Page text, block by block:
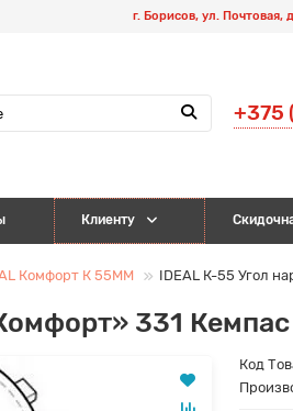
г. Борисов, ул. Почтовая,
+375
Клиенту
Комфорт К 55ММ IDEAL К-55 Угол
331 Кемпас
Код